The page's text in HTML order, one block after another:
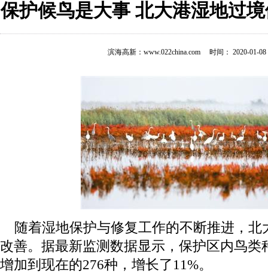
保护候鸟是大事 北大港湿地过
滨海高新：www.022china.com 时间： 2020-01-08
随着湿地保护与修复工作的不断推进，北
改善。据最新监测数据显示，保护区内鸟类
增加到现在的276种，增长了11%。